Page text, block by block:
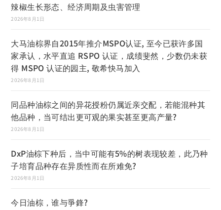
辣椒生长形态、经济周期及虫害管理
2026年8月1日
大马油棕界自2015年推介MSPO认证, 至今已获许多国
家承认，水平直追 RSPO 认证，成绩斐然，少数仍未获
得 MSPO 认证的园主, 敬希快马加入
2026年8月1日
同品种油棕之间的异花授粉仍属近亲交配，若能混种其
他品种，当可结出更可观的果实甚至更高产量?
2026年8月1日
DxP油棕下种后，当中可能有5%的树表现较差，此乃种
子培育品种存在异质性而在所难免?
2026年8月1日
今日油棕，谁与爭鋒?